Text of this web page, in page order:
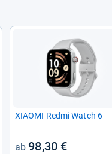
XIAOMI Redmi Watch 6
98,30 €